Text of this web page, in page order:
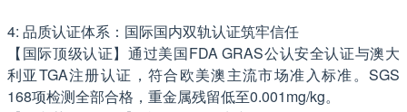
4: 品质认证体系：国际国内双轨认证筑牢信任
【国际顶级认证】通过美国FDA GRAS公认安全认证与澳大
利亚TGA注册认证，符合欧美澳主流市场准入标准。SGS
168项检测全部合格，重金属残留低至0.001mg/kg。